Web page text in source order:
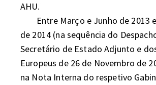
AHU.
de 2014 (na sequência do
Secretário de Estado Adjunto e
Europeus de 26 de Novembro de
na Nota Interna do respetivo